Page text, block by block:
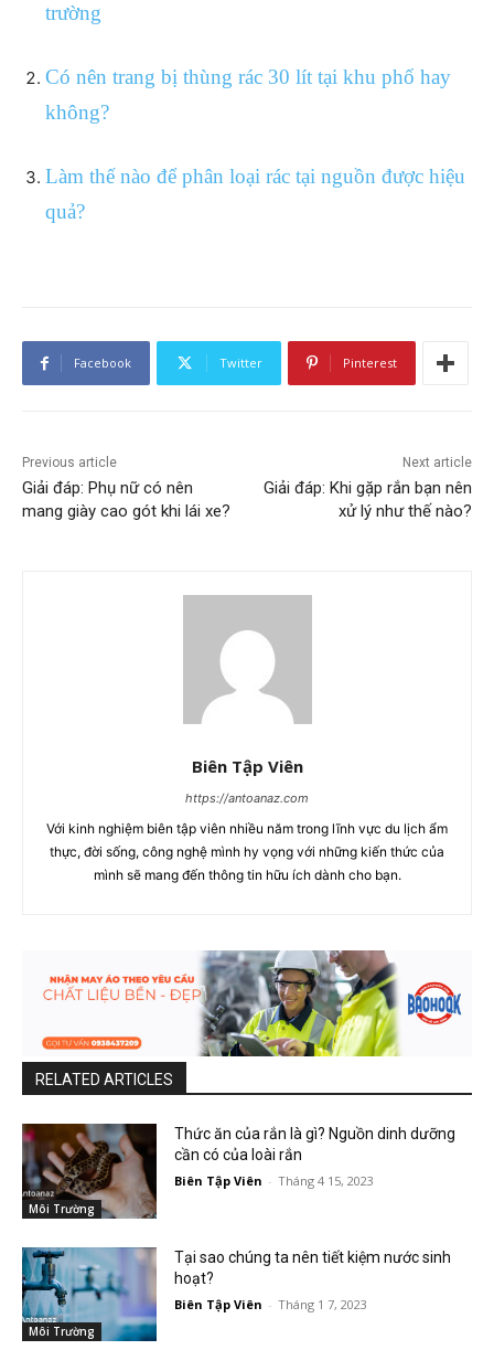
trường
Có nên trang bị thùng rác 30 lít tại khu phố hay
không?
Làm thế nào để phân loại rác tại nguồn được hiệu
quả?
Facebook Twitter Pinterest
Previous article
Giải đáp: Phụ nữ có nên
mang giày cao gót khi lái xe?
Next article
Giải đáp: Khi gặp rắn bạn nên
xử lý như thế nào?
Biên Tập Viên
https://antoanaz.com
Với kinh nghiệm biên tập viên nhiều năm trong lĩnh vực du lịch ẩm
thực, đời sống, công nghệ mình hy vọng với những kiến thức của
mình sẽ mang đến thông tin hữu ích dành cho bạn.
RELATED ARTICLES
Môi Trường
Thức ăn của rắn là gì? Nguồn dinh dưỡng
cần có của loài rắn
Biên Tập Viên - Tháng 4 15, 2023
Môi Trường
Tại sao chúng ta nên tiết kiệm nước sinh
hoạt?
Biên Tập Viên - Tháng 1 7, 2023